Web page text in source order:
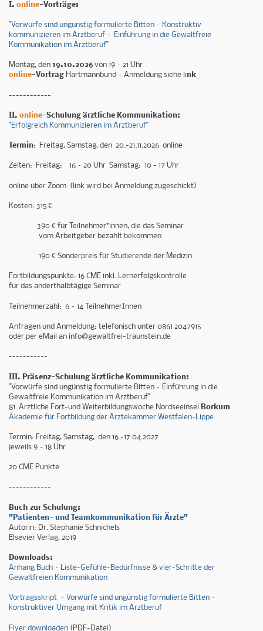
I. online-Vorträge:
"Vorwürfe sind ungünstig formulierte Bitten – Konstruktiv
kommunizieren im Arztberuf - Einführung in die Gewaltfreie
Kommunikation im Arztberuf"
Montag, den 19.10.2026 von 19 – 21 Uhr
online-Vortrag Hartmannbund – Anmeldung siehe link
------------
II. online-Schulung ärztliche Kommunikation:
"Erfolgreich Kommunizieren im Arztberuf"
Termin: Freitag, Samstag, den 20.-21.11.2026 online
Zeiten: Freitag: 16 – 20 Uhr Samstag: 10 - 17 Uhr
online über Zoom (link wird bei Anmeldung zugeschickt)
Kosten: 315 €
390 € für Teilnehmer*innen, die das Seminar
vom Arbeitgeber bezahlt bekommen
190 € Sonderpreis für Studierende der Medizin
Fortbildungspunkte: 16 CME inkl. Lernerfolgskontrolle
für das anderthalbtägige Seminar
Teilnehmerzahl: 6 – 14 TeilnehmerInnen
Anfragen und Anmeldung: telefonisch unter 0861 2047915
oder per eMail an info@gewaltfrei-traunstein.de
-----------
III. Präsenz-Schulung ärztliche Kommunikation:
"Vorwürfe sind ungünstig formulierte Bitten – Einführung in die
Gewaltfreie Kommunikation im Arztberuf"
81. Ärztliche Fort-und Weiterbildungswoche Nordseeinsel
Borkum
Akademie für Fortbildung der Ärztekammer Westfalen-Lippe
Termin: Freitag, Samstag, den 16.-17.04.2027
jeweils 9 – 18 Uhr
20 CME Punkte
------------
Buch zur Schulung:
"Patienten- und Teamkommunikation für Ärzte"
Autorin: Dr. Stephanie Schnichels
Elsevier Verlag, 2019
Downloads:
Anhang Buch – Liste-Gefühle-Bedürfnisse & vier-Schritte der
Gewaltfreien Kommunikation
Vortragsskript – Vorwürfe sind ungünstig formulierte Bitten –
konstruktiver Umgang mit Kritik im Arztberuf
Flyer downloaden (PDF-Datei)